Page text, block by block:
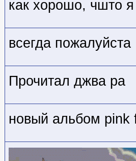
как хорошо, чшто
всегда пожалуйста
Прочитал джва ра
новый альбом pink